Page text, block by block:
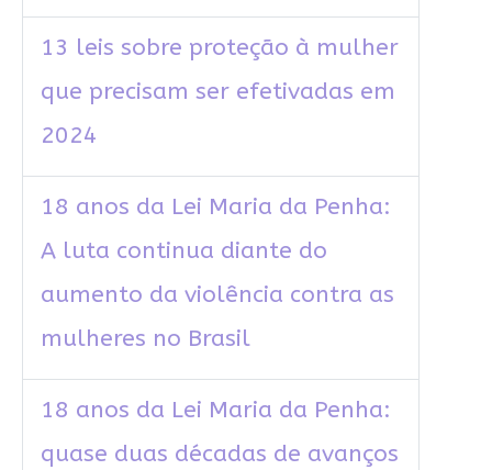
13 leis sobre proteção à mulher
que precisam ser efetivadas em
2024
18 anos da Lei Maria da Penha:
A luta continua diante do
aumento da violência contra as
mulheres no Brasil
18 anos da Lei Maria da Penha:
quase duas décadas de avanços